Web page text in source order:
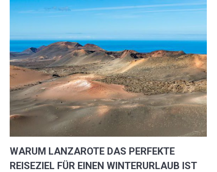
WARUM LANZAROTE DAS PERFEKTE
REISEZIEL FÜR EINEN WINTERURLAUB IST